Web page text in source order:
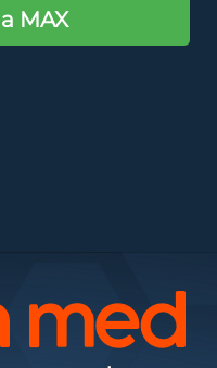
MAX